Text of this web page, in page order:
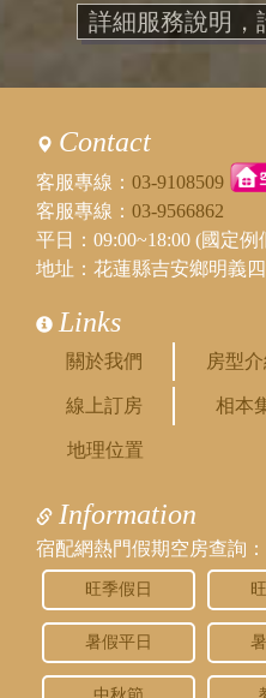
詳細服務說明，
Contact
客服專線： 03-9108509
客服專線： 03-9566862
平日：09:00~18:00 (國定
地址：花蓮縣吉安鄉明義
Links
關於我們 房型
線上訂房 相本
地理位置
Information
宿配網熱門假期空房查詢：
旺季假日
暑假平日